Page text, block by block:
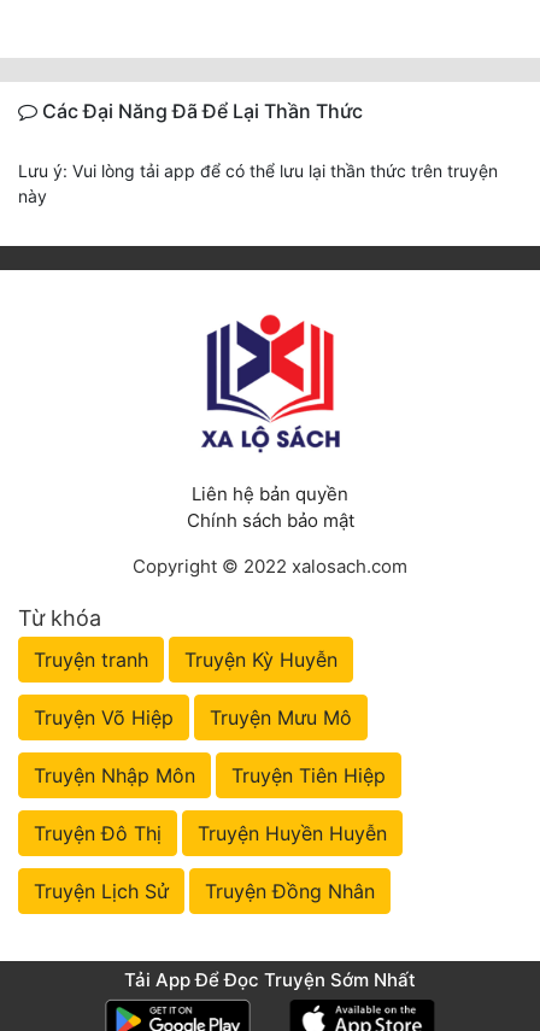
Các Đại Năng Đã Để Lại Thần Thức
Lưu ý: Vui lòng tải app để có thể lưu lại thần thức trên truyện
này
Liên hệ bản quyền
Chính sách bảo mật
Copyright © 2022 xalosach.com
Từ khóa
Truyện tranh Truyện Kỳ Huyễn
Truyện Võ Hiệp Truyện Mưu Mô
Truyện Nhập Môn Truyện Tiên Hiệp
Truyện Đô Thị Truyện Huyền Huyễn
Truyện Lịch Sử Truyện Đồng Nhân
Tải App Để Đọc Truyện Sớm Nhất